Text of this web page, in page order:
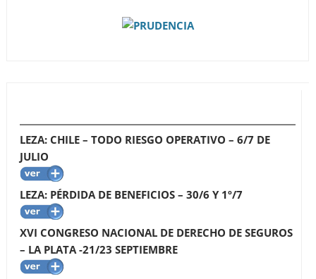
LEZA: CHILE – TODO RIESGO OPERATIVO – 6/7 DE
JULIO
LEZA: PÉRDIDA DE BENEFICIOS – 30/6 Y 1º/7
XVI CONGRESO NACIONAL DE DERECHO DE SEGUROS
– LA PLATA -21/23 SEPTIEMBRE